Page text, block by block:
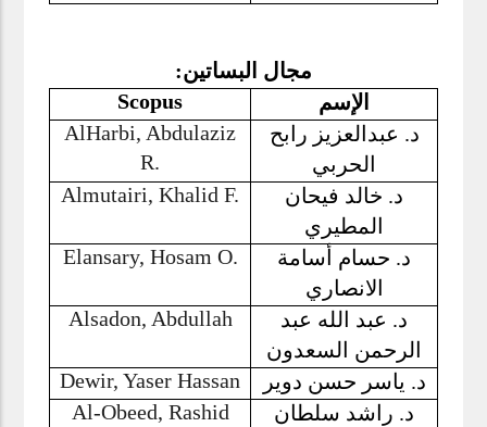
مجال البساتين:
الإسم
Scopus
د. عبدالعزيز رابح
الحربي
AlHarbi, Abdulaziz
R.
د. خالد فيحان
المطيري
Almutairi, Khalid F.
د. حسام أسامة
الانصاري
Elansary, Hosam O.
د. عبد الله عبد
الرحمن السعدون
Alsadon, Abdullah
د. ياسر حسن دوير
Dewir, Yaser Hassan
د. راشد سلطان
Al-Obeed, Rashid